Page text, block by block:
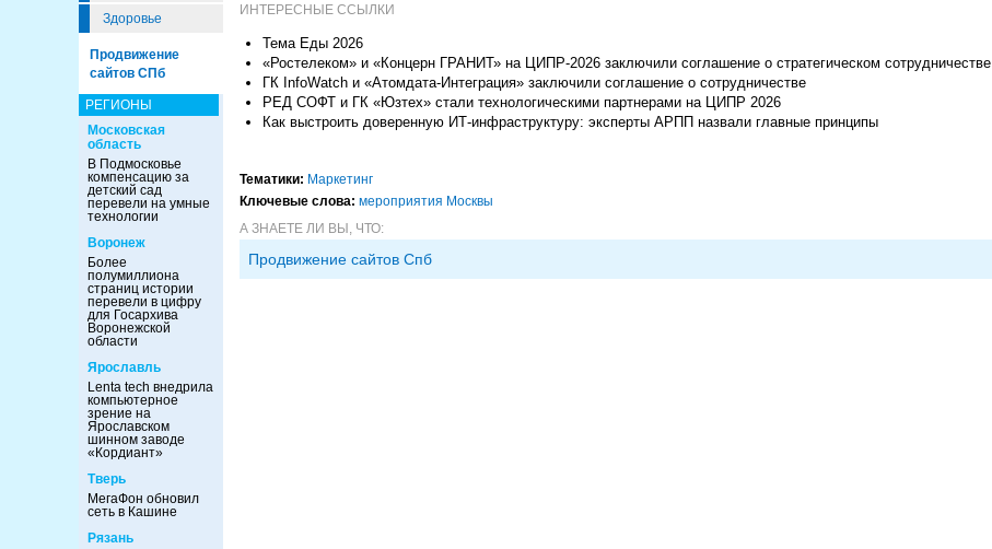
Здоровье
Продвижение
сайтов СПб
РЕГИОНЫ
Московская
область
В Подмосковье
компенсацию за
детский сад
перевели на умные
технологии
Воронеж
Более
полумиллиона
страниц истории
перевели в цифру
для Госархива
Воронежской
области
Ярославль
Lenta tech внедрила
компьютерное
зрение на
Ярославском
шинном заводе
«Кордиант»
Тверь
МегаФон обновил
сеть в Кашине
Рязань
ИНТЕРЕСНЫЕ ССЫЛКИ
Тема Еды 2026
«Ростелеком» и «Концерн ГРАНИТ» на ЦИПР-2026 заключили соглашение о стратегическом сотрудничестве
ГК InfoWatch и «Атомдата-Интеграция» заключили соглашение о сотрудничестве
РЕД СОФТ и ГК «Юзтех» стали технологическими партнерами на ЦИПР 2026
Как выстроить доверенную ИТ-инфраструктуру: эксперты АРПП назвали главные принципы
Тематики: Маркетинг
Ключевые слова: мероприятия Москвы
А ЗНАЕТЕ ЛИ ВЫ, ЧТО:
Продвижение сайтов Спб